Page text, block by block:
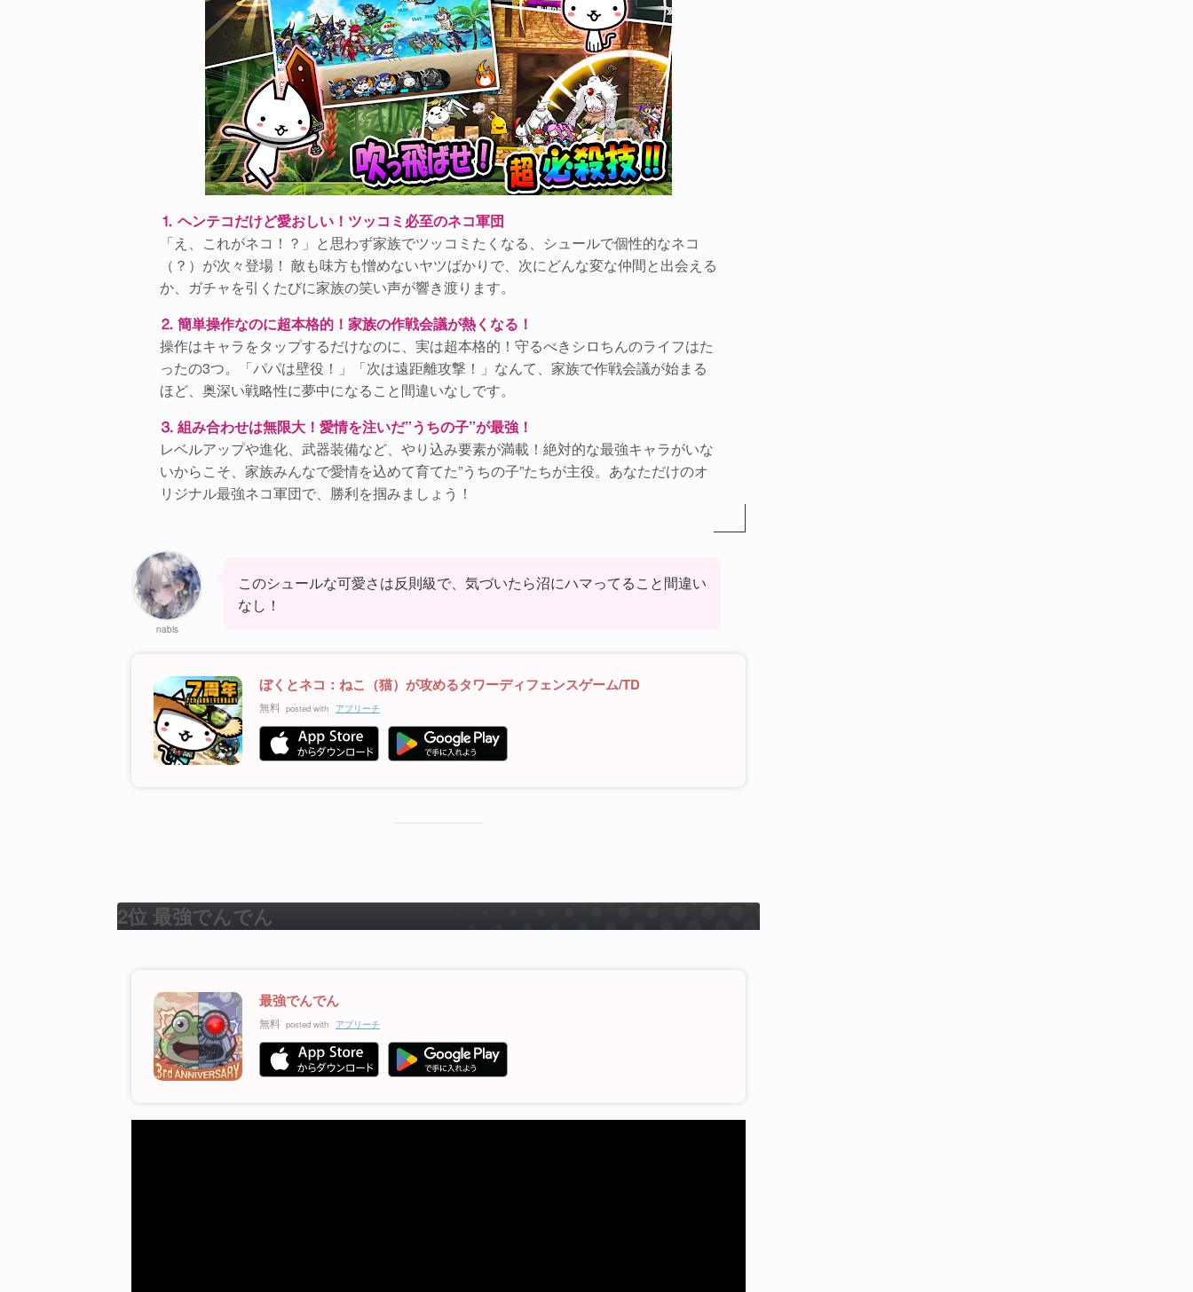
⒈ ヘンテコだけど愛おしい！ツッコミ必至のネコ軍団
「え、これがネコ！？」と思わず家族でツッコミたくなる、シュールで個性的なネコ
（？）が次々登場！ 敵も味方も憎めないヤツばかりで、次にどんな変な仲間と出会える
か、ガチャを引くたびに家族の笑い声が響き渡ります。
⒉ 簡単操作なのに超本格的！家族の作戦会議が熱くなる！
操作はキャラをタップするだけなのに、実は超本格的！守るべきシロちんのライフはた
ったの3つ。「パパは壁役！」「次は遠距離攻撃！」なんて、家族で作戦会議が始まる
ほど、奥深い戦略性に夢中になること間違いなしです。
⒊ 組み合わせは無限大！愛情を注いだ”うちの子”が最強！
レベルアップや進化、武器装備など、やり込み要素が満載！絶対的な最強キャラがいな
いからこそ、家族みんなで愛情を込めて育てた”うちの子”たちが主役。あなただけのオ
リジナル最強ネコ軍団で、勝利を掴みましょう！
nabis
このシュールな可愛さは反則級で、気づいたら沼にハマってること間違い
なし！
ぼくとネコ：ねこ（猫）が攻めるタワーディフェンスゲーム/TD
無料 posted with アプリーチ
2位 最強でんでん
最強でんでん
無料 posted with アプリーチ